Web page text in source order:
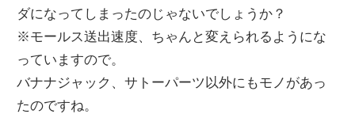
ョ
ン
ダになってしまったのじゃないでしょうか？
※モールス送出速度、ちゃんと変えられるようにな
っていますので。
バナナジャック、サトーパーツ以外にもモノがあっ
たのですね。